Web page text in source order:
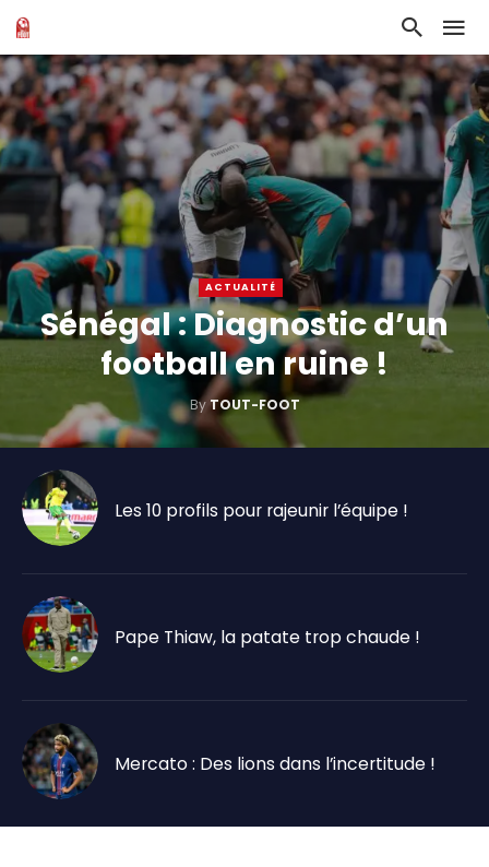
ACTUALITÉ
Sénégal : Diagnostic d’un
football en ruine !
ByTOUT-FOOT
Les 10 profils pour rajeunir l’équipe !
Pape Thiaw, la patate trop chaude !
Mercato : Des lions dans l’incertitude !